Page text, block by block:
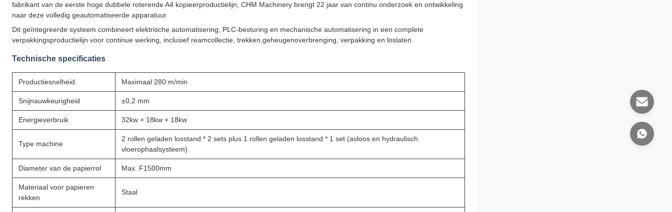
fabrikant van de eerste hoge dubbele roterende A4 kopieerproductielijn, CHM Machinery brengt 22 jaar van continu onderzoek en ontwikkeling
naar deze volledig geautomatiseerde apparatuur.
Dit geïntegreerde systeem combineert elektrische automatisering, PLC-besturing en mechanische automatisering in een complete
verpakkingsproductielijn voor continue werking, inclusief reamcollectie, trekken,geheugenoverbrenging, verpakking en loslaten.
Technische specificaties
Productiesnelheid Maximaal 280 m/min
Snijnauwkeurigheid ±0,2 mm
Energieverbruik 32kw + 18kw + 18kw
Type machine
2 rollen geladen losstand * 2 sets plus 1 rollen geladen losstand * 1 set (asloos en hydraulisch
vloerophaalsysteem)
Diameter van de papierrol Max. F1500mm
Materiaal voor papieren
rekken
Staal